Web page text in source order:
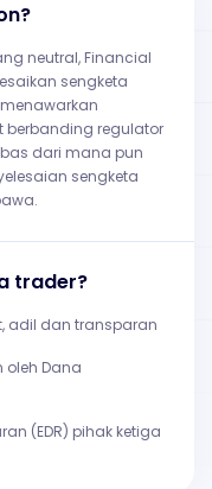
neutral, Financial
sengketa
berbanding regulator
dari mana pun
sengketa
trader?
adil dan transparan
Dana
(EDR) pihak ketiga